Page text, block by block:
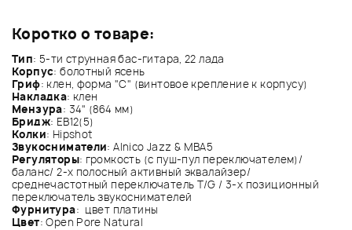
Коротко о товаре:
Тип: 5-ти струнная бас-гитара, 22 лада
Корпус: болотный ясень
Гриф: клен, форма "С" (винтовое крепление к корпусу)
Накладка: клен
Мензура: 34" (864 мм)
Бридж: EB12(5)
Колки: Hipshot
Звукосниматели: Alnico Jazz & MBA5
Регуляторы: громкость (с пуш-пул переключателем)/
баланс/ 2-х полосный активный эквалайзер/
среднечастотный переключатель T/G / 3-х позиционный
переключатель звукоснимателей
Фурнитура: цвет платины
Цвет: Open Pore Natural